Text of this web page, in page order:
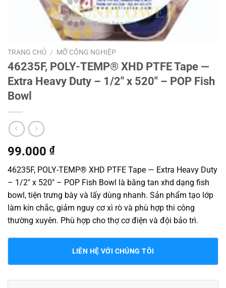
TRANG CHỦ / MỠ CÔNG NGHIỆP
46235F, POLY-TEMP® XHD PTFE Tape —
Extra Heavy Duty – 1/2″ x 520″ – POP Fish
Bowl
99.000 ₫
46235F, POLY-TEMP® XHD PTFE Tape — Extra Heavy Duty
– 1/2″ x 520″ – POP Fish Bowl là băng tan xhd dạng fish
bowl, tiện trưng bày và lấy dùng nhanh. Sản phẩm tạo lớp
làm kín chắc, giảm nguy cơ xì rò và phù hợp thi công
thường xuyên. Phù hợp cho thợ cơ điện và đội bảo trì.
LIÊN HỆ VỚI CHÚNG TÔI